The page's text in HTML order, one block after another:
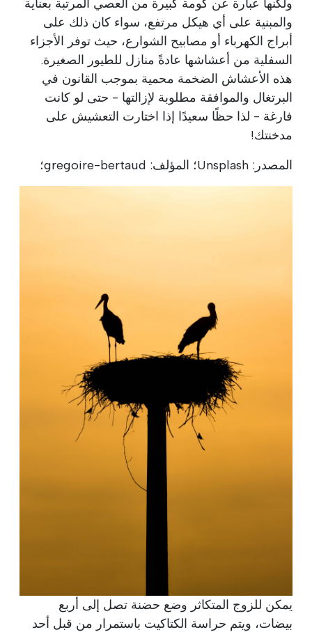
ولكنها عبارة عن كومة كبيرة من العصي المرتبة بعناية
والمبنية على أي هيكل مرتفع، سواء كان ذلك على
أبراج الكهرباء أو مصابيح الشوارع، حيث توفر الأجزاء
السفلية من أعشاشها عادةً منازل للطيور الصغيرة.
هذه الأعشاش الضخمة محمية بموجب القانون في
البرتغال والموافقة مطلوبة لإزالتها - حتى لو كانت
فارغة - لذا حظًا سعيدًا إذا اختارت التعشيش على
مدخنتك!
المصدر: Unsplash؛ المؤلف: gregoire-bertaud؛
يمكن للزوج المتكاثر وضع حضنة تصل إلى أربع
بيضات، ويتم حراسة الكتاكيت باستمرار من قبل أحد